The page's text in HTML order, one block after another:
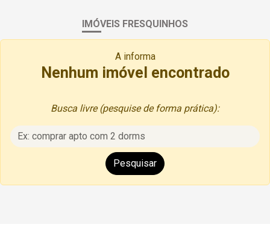
IMÓVEIS FRESQUINHOS
A informa
Nenhum imóvel encontrado
Busca livre (pesquise de forma prática):